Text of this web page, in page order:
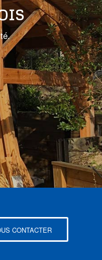
CONTACTER